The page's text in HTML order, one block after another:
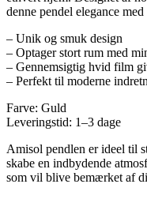
denne pendel elegance
– Unik og smuk design
– Optager stort rum med
– Gennemsigtig hvid film
– Perfekt til moderne
Farve: Guld
Leveringstid: 1–3 dage
Amisol pendlen er ideel til
skabe en indbydende
som vil blive bemærket af